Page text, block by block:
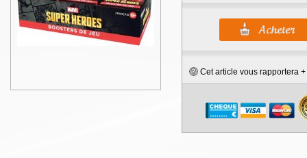
Cet article vous rapportera +